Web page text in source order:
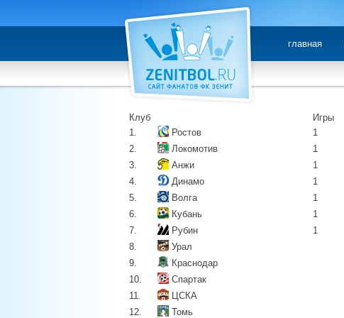
главная
Клуб Игры
1.
Ростов 1
2.
Локомотив 1
3.
Анжи 1
4.
Динамо 1
5.
Волга 1
6.
Кубань 1
7.
Рубин 1
8.
Урал
9.
Краснодар
10.
Спартак
11.
ЦСКА
12.
Томь